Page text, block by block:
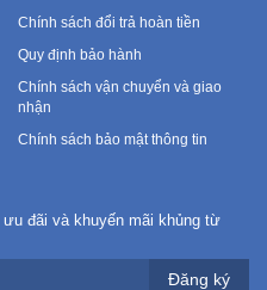
Chính sách đổi trả hoàn tiền
Quy định bảo hành
Chính sách vận chuyển và giao
nhận
Chính sách bảo mật thông tin
ưu đãi và khuyến mãi khủng từ
Đăng ký